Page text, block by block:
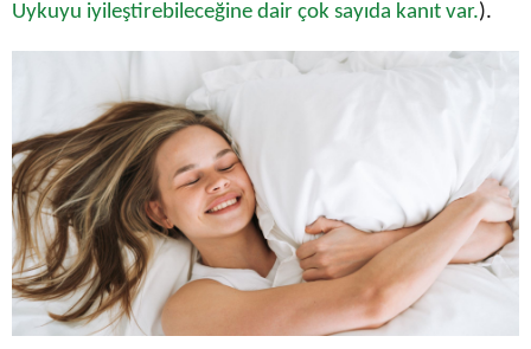
Uykuyu iyileştirebileceğine dair çok sayıda kanıt var.).